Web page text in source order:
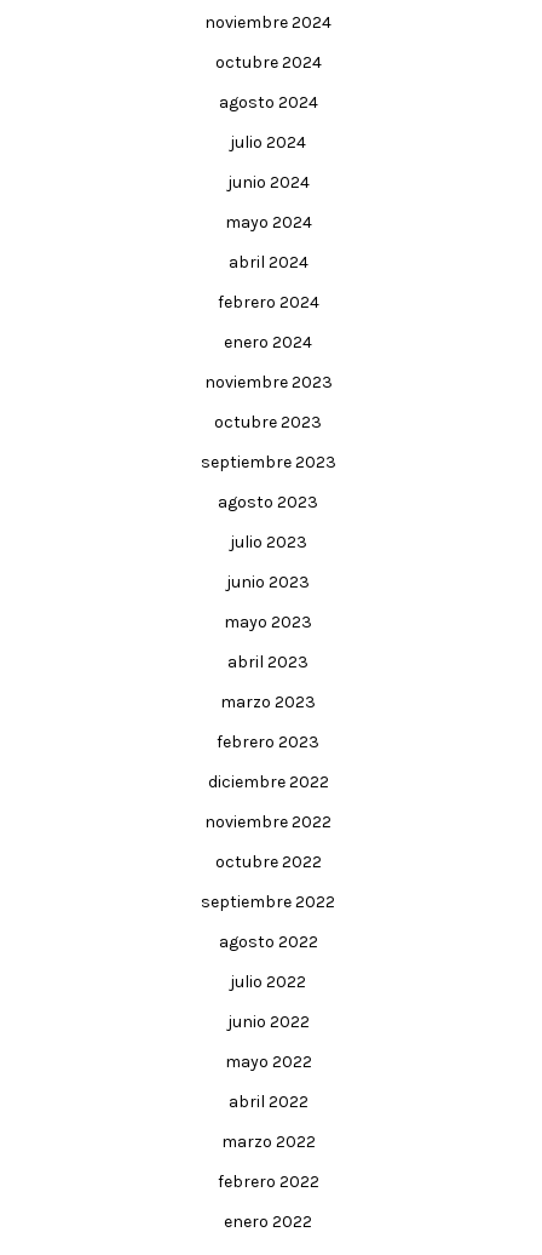
noviembre 2024
octubre 2024
agosto 2024
julio 2024
junio 2024
mayo 2024
abril 2024
febrero 2024
enero 2024
noviembre 2023
octubre 2023
septiembre 2023
agosto 2023
julio 2023
junio 2023
mayo 2023
abril 2023
marzo 2023
febrero 2023
diciembre 2022
noviembre 2022
octubre 2022
septiembre 2022
agosto 2022
julio 2022
junio 2022
mayo 2022
abril 2022
marzo 2022
febrero 2022
enero 2022